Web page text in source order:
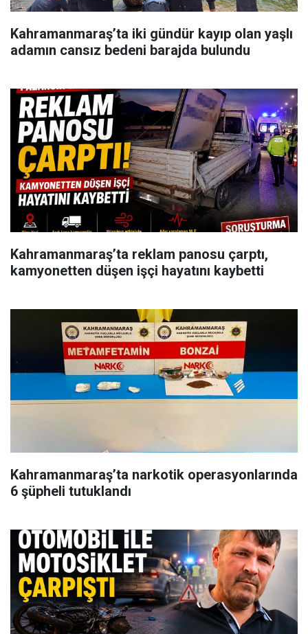
Kahramanmaraş’ta iki gündür kayıp olan yaşlı
adamın cansız bedeni barajda bulundu
Kahramanmaraş’ta reklam panosu çarptı,
kamyonetten düşen işçi hayatını kaybetti
Kahramanmaraş’ta narkotik operasyonlarında
6 şüpheli tutuklandı